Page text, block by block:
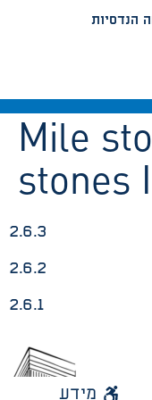
הנדסיות
Mile
stones
2.6.3
2.6.2
2.6.1
מידע